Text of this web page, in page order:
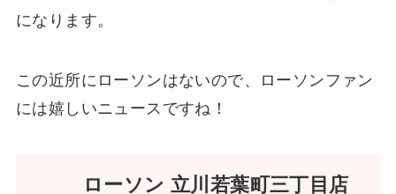
になります。
この近所にローソンはないので、ローソンファン
には嬉しいニュースですね！
ローソン 立川若葉町三丁目店